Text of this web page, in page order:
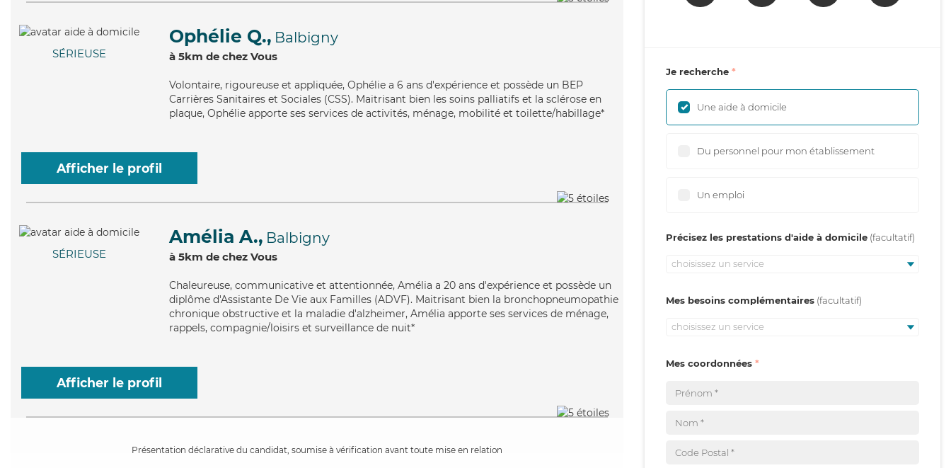
SÉRIEUSE
Ophélie Q., Balbigny
à 5km de chez Vous
Volontaire, rigoureuse et appliquée, Ophélie a 6 ans d'expérience et possède un BEP
Carrières Sanitaires et Sociales (CSS). Maitrisant bien les soins palliatifs et la sclérose en
plaque, Ophélie apporte ses services de activités, ménage, mobilité et toilette/habillage*
Afficher le profil
SÉRIEUSE
Amélia A., Balbigny
à 5km de chez Vous
Chaleureuse, communicative et attentionnée, Amélia a 20 ans d'expérience et possède un
diplôme d'Assistante De Vie aux Familles (ADVF). Maitrisant bien la bronchopneumopathie
chronique obstructive et la maladie d'alzheimer, Amélia apporte ses services de ménage,
rappels, compagnie/loisirs et surveillance de nuit*
Afficher le profil
Présentation déclarative du candidat, soumise à vérification avant toute mise en relation
Je recherche
Une aide à domicile
Du personnel pour mon établissement
Un emploi
Précisez les prestations d'aide à domicile
choisissez un service
Mes besoins complémentaires
choisissez un service
Mes coordonnées